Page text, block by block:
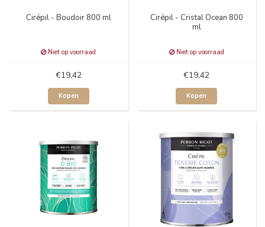
Cirépil - Boudoir 800 ml
Niet op voorraad
€19,42
Kopen
Cirépil - Cristal Ocean 800
ml
Niet op voorraad
€19,42
Kopen